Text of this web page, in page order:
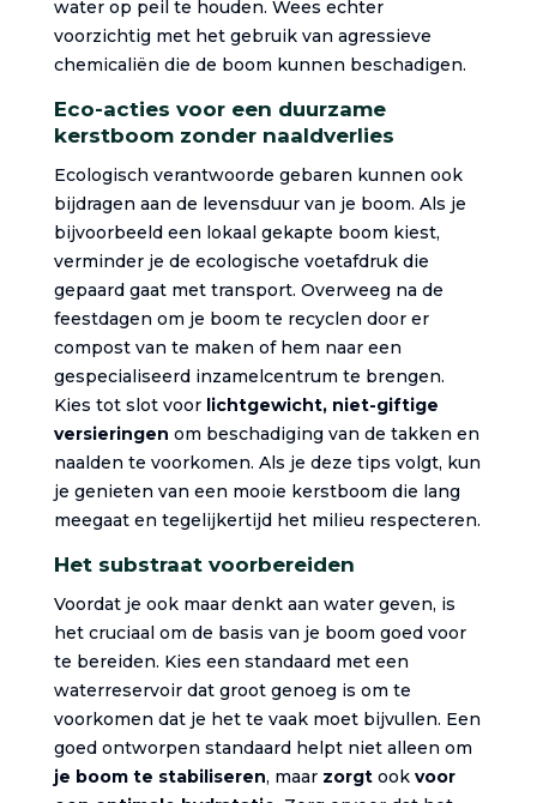
water op peil te houden. Wees echter
voorzichtig met het gebruik van agressieve
chemicaliën die de boom kunnen beschadigen.
Eco-acties voor een duurzame
kerstboom zonder naaldverlies
Ecologisch verantwoorde gebaren kunnen ook
bijdragen aan de levensduur van je boom. Als je
bijvoorbeeld een lokaal gekapte boom kiest,
verminder je de ecologische voetafdruk die
gepaard gaat met transport. Overweeg na de
feestdagen om je boom te recyclen door er
compost van te maken of hem naar een
gespecialiseerd inzamelcentrum te brengen.
Kies tot slot voor lichtgewicht, niet-giftige
versieringen om beschadiging van de takken en
naalden te voorkomen. Als je deze tips volgt, kun
je genieten van een mooie kerstboom die lang
meegaat en tegelijkertijd het milieu respecteren.
Het substraat voorbereiden
Voordat je ook maar denkt aan water geven, is
het cruciaal om de basis van je boom goed voor
te bereiden. Kies een standaard met een
waterreservoir dat groot genoeg is om te
voorkomen dat je het te vaak moet bijvullen. Een
goed ontworpen standaard helpt niet alleen om
je boom te stabiliseren, maar zorgtook voor